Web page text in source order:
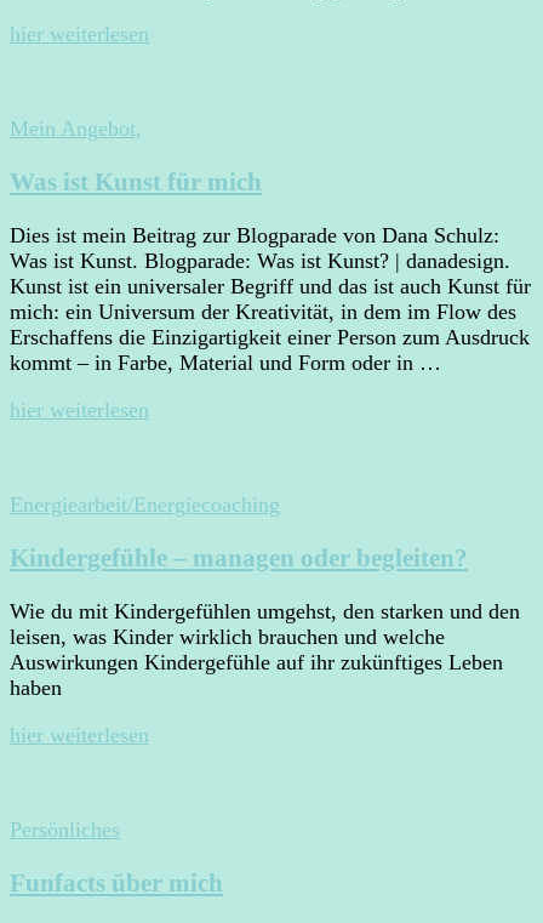
hier weiterlesen
Mein Angebot,
Was ist Kunst für mich
Dies ist mein Beitrag zur Blogparade von Dana Schulz:
Was ist Kunst. Blogparade: Was ist Kunst? | danadesign.
Kunst ist ein universaler Begriff und das ist auch Kunst für
mich: ein Universum der Kreativität, in dem im Flow des
Erschaffens die Einzigartigkeit einer Person zum Ausdruck
kommt – in Farbe, Material und Form oder in …
hier weiterlesen
Energiearbeit/Energiecoaching
Kindergefühle – managen oder begleiten?
Wie du mit Kindergefühlen umgehst, den starken und den
leisen, was Kinder wirklich brauchen und welche
Auswirkungen Kindergefühle auf ihr zukünftiges Leben
haben
hier weiterlesen
Persönliches
Funfacts über mich